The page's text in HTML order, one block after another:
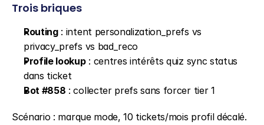
Trois briques
Routing : intent personalization_prefs vs
privacy_prefs vs bad_reco
Profile lookup : centres intérêts quiz sync status
dans ticket
Bot #858 : collecter prefs sans forcer tier 1
Scénario : marque mode, 10 tickets/mois profil décalé.